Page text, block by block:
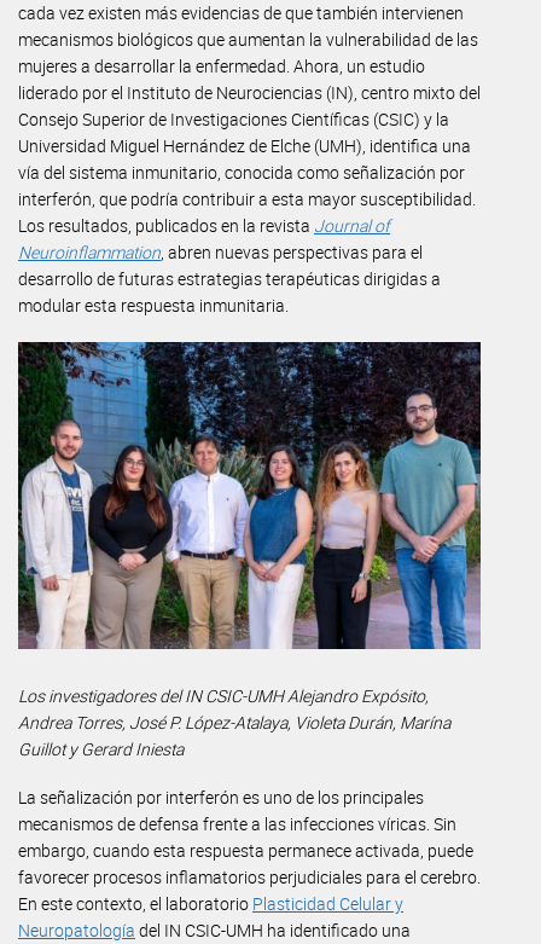
cada vez existen más evidencias de que también intervienen
mecanismos biológicos que aumentan la vulnerabilidad de las
mujeres a desarrollar la enfermedad. Ahora, un estudio
liderado por el Instituto de Neurociencias (IN), centro mixto del
Consejo Superior de Investigaciones Científicas (CSIC) y la
Universidad Miguel Hernández de Elche (UMH), identifica una
vía del sistema inmunitario, conocida como señalización por
interferón, que podría contribuir a esta mayor susceptibilidad.
Los resultados, publicados en la revista Journal of
Neuroinflammation, abren nuevas perspectivas para el
desarrollo de futuras estrategias terapéuticas dirigidas a
modular esta respuesta inmunitaria.
Los investigadores del IN CSIC-UMH Alejandro Expósito,
Andrea Torres, José P. López-Atalaya, Violeta Durán, Marína
Guillot y Gerard Iniesta
La señalización por interferón es uno de los principales
mecanismos de defensa frente a las infecciones víricas. Sin
embargo, cuando esta respuesta permanece activada, puede
favorecer procesos inflamatorios perjudiciales para el cerebro.
En este contexto, el laboratorio Plasticidad Celular y
Neuropatología del IN CSIC-UMH ha identificado una